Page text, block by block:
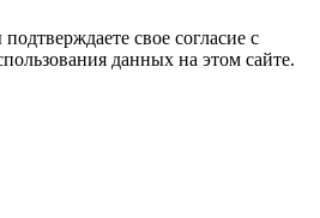
свое согласие с
данных на этом сайте.